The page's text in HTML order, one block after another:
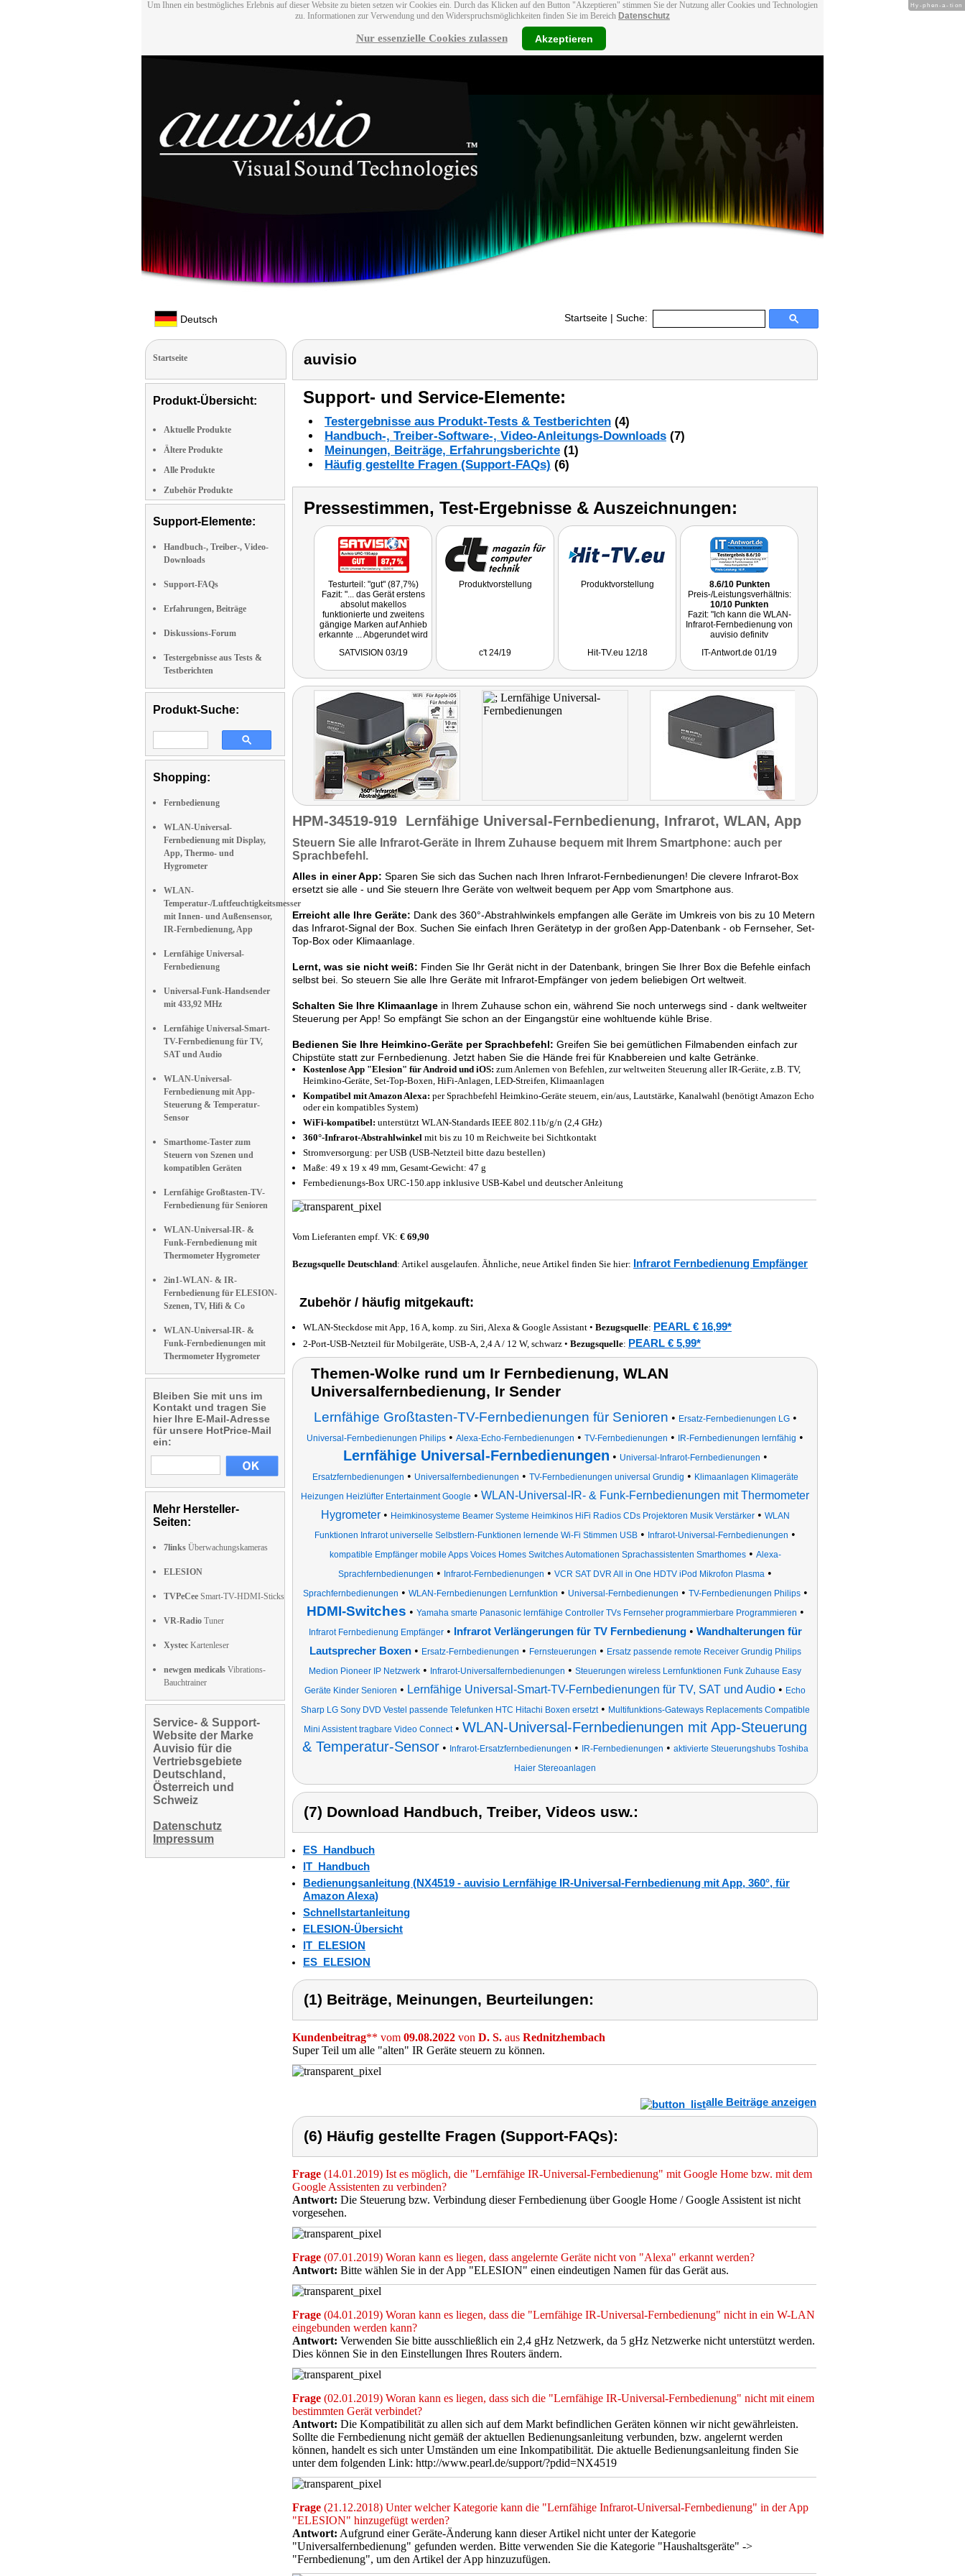
Um Ihnen ein bestmögliches Erlebnis auf dieser Website zu bieten setzen wir Cookies ein. Durch das Klicken auf den Button "Akzeptieren" stimmen Sie der Nutzung aller Cookies und Technologien
zu. Informationen zur Verwendung und den Widerspruchsmöglichkeiten finden Sie im Bereich Datenschutz
Nur essenzielle Cookies zulassen Akzeptieren
Deutsch Startseite | Suche:
Startseite
Produkt-Übersicht:
Aktuelle Produkte
Ältere Produkte
Alle Produkte
Zubehör Produkte
Support-Elemente:
Handbuch-, Treiber-, Video-
Downloads
Support-FAQs
Erfahrungen, Beiträge
Diskussions-Forum
Testergebnisse aus Tests &
Testberichten
Produkt-Suche:
Shopping:
Fernbedienung
WLAN-Universal-
Fernbedienung mit Display,
App, Thermo- und
Hygrometer
WLAN-
Temperatur-/Luftfeuchtigkeitsmesser
mit Innen- und Außensensor,
IR-Fernbedienung, App
Lernfähige Universal-
Fernbedienung
Universal-Funk-Handsender
mit 433,92 MHz
Lernfähige Universal-Smart-
TV-Fernbedienung für TV,
SAT und Audio
WLAN-Universal-
Fernbedienung mit App-
Steuerung & Temperatur-
Sensor
Smarthome-Taster zum
Steuern von Szenen und
kompatiblen Geräten
Lernfähige Großtasten-TV-
Fernbedienung für Senioren
WLAN-Universal-IR- &
Funk-Fernbedienung mit
Thermometer Hygrometer
2in1-WLAN- & IR-
Fernbedienung für ELESION-
Szenen, TV, Hifi & Co
WLAN-Universal-IR- &
Funk-Fernbedienungen mit
Thermometer Hygrometer
Bleiben Sie mit uns im
Kontakt und tragen Sie
hier Ihre E-Mail-Adresse
für unsere HotPrice-Mail
ein:
Mehr Hersteller-
Seiten:
7links Überwachungskameras
ELESION
TVPeCee Smart-TV-HDMI-Sticks
VR-Radio Tuner
Xystec Kartenleser
newgen medicals Vibrations-
Bauchtrainer
Service- & Support-
Website der Marke
Auvisio für die
Vertriebsgebiete
Deutschland,
Österreich und
Schweiz
Datenschutz
Impressum
auvisio
Support- und Service-Elemente:
Testergebnisse aus Produkt-Tests & Testberichten (4)
Handbuch-, Treiber-Software-, Video-Anleitungs-Downloads (7)
Meinungen, Beiträge, Erfahrungsberichte (1)
Häufig gestellte Fragen (Support-FAQs) (6)
Pressestimmen, Test-Ergebnisse & Auszeichnungen:
Testurteil: "gut" (87,7%)
Fazit: "... das Gerät erstens
absolut makellos
funktionierte und zweitens
gängige Marken auf Anhieb
erkannte ... Abgerundet wird
Gesamteindruck von der
Alexa und Google Assistant
... ein sehr gutes Preis-
Leistungs-Verhältnis."
SATVISION 03/19
Produktvorstellung
c't 24/19
Produktvorstellung
Hit-TV.eu 12/18
8.6/10 Punkten
Preis-/Leistungsverhältnis:
10/10 Punkten
Fazit: "Ich kann die WLAN-
Infrarot-Fernbedienung von
auvisio definitv
in der App einen hohen
Komfortmodus und auch die
sich der Funktionsumfang in
Zukunft noch erweitert -
extrem praktisch, um eine
Alexa-Kompatibilität
nachträglich nachrüsten zu
IT-Antwort.de 01/19
HPM-34519-919 Lernfähige Universal-Fernbedienung, Infrarot, WLAN, App
Steuern Sie alle Infrarot-Geräte in Ihrem Zuhause bequem mit
Ihrem Smartphone: auch per
Sprachbefehl .
Alles in einer App: Sparen Sie sich das Suchen nach Ihren Infrarot-Fernbedienungen! Die clevere Infrarot-Box
ersetzt sie alle - und Sie steuern Ihre Geräte von weltweit bequem per App vom Smartphone aus.
Erreicht alle Ihre Geräte: Dank des 360°-Abstrahlwinkels empfangen alle Geräte im Umkreis von bis zu 10 Metern
das Infrarot-Signal der Box. Suchen Sie einfach Ihren Gerätetyp in der großen App-Datenbank - ob Fernseher, Set-
Top-Box oder Klimaanlage.
Lernt, was sie nicht weiß: Finden Sie Ihr Gerät nicht in der Datenbank, bringen Sie Ihrer Box die Befehle einfach
selbst bei. So steuern Sie alle Ihre Geräte mit Infrarot-Empfänger von jedem beliebigen Ort weltweit.
Schalten Sie Ihre Klimaanlage in Ihrem Zuhause schon ein, während Sie noch unterwegs sind - dank weltweiter
Steuerung per App! So empfängt Sie schon an der Eingangstür eine wohltuende kühle Brise.
Bedienen Sie Ihre Heimkino-Geräte per Sprachbefehl: Greifen Sie bei gemütlichen Filmabenden einfach zur
Chipstüte statt zur Fernbedienung. Jetzt haben Sie die Hände frei für Knabbereien und kalte Getränke.
Kostenlose App "Elesion" für Android und iOS: zum Anlernen von Befehlen, zur weltweiten Steuerung aller IR-Geräte, z.B. TV,
Heimkino-Geräte, Set-Top-Boxen, HiFi-Anlagen, LED-Streifen, Klimaanlagen
Kompatibel mit Amazon Alexa: per Sprachbefehl Heimkino-Geräte steuern, ein/aus, Lautstärke, Kanalwahl (benötigt Amazon Echo
oder ein kompatibles System)
WiFi-kompatibel: unterstützt WLAN-Standards IEEE 802.11b/g/n (2,4 GHz)
360°-Infrarot-Abstrahlwinkel mit bis zu 10 m Reichweite bei Sichtkontakt
Stromversorgung: per USB (USB-Netzteil bitte dazu bestellen)
Maße: 49 x 19 x 49 mm, Gesamt-Gewicht: 47 g
Fernbedienungs-Box URC-150.app inklusive USB-Kabel und deutscher Anleitung
Vom Lieferanten empf. VK: € 69,90
Bezugsquelle Deutschland: Artikel ausgelaufen. Ähnliche, neue Artikel finden Sie hier: Infrarot Fernbedienung Empfänger
Zubehör / häufig mitgekauft:
WLAN-Steckdose mit App, 16 A, komp. zu Siri, Alexa & Google Assistant • Bezugsquelle: PEARL € 16,99*
2-Port-USB-Netzteil für Mobilgeräte, USB-A, 2,4 A / 12 W, schwarz • Bezugsquelle: PEARL € 5,99*
Themen-Wolke rund um Ir Fernbedienung, WLAN
Universalfernbedienung, Ir Sender
Lernfähige Großtasten-TV-Fernbedienungen für Senioren • Ersatz-Fernbedienungen LG•
Universal-Fernbedienungen Philips • Alexa-Echo-Fernbedienungen • TV-Fernbedienungen • IR-Fernbedienungen lernfähig •
Lernfähige Universal-Fernbedienungen • Universal-Infrarot-Fernbedienungen •
Ersatzfernbedienungen • Universalfernbedienungen • TV-Fernbedienungen universal Grundig • Klimaanlagen Klimageräte
Heizungen Heizlüfter Entertainment Google • WLAN-Universal-IR- & Funk-Fernbedienungen mit Thermometer
Hygrometer• Heimkinosysteme Beamer Systeme Heimkinos HiFi Radios CDs Projektoren Musik Verstärker• WLAN
Funktionen Infrarot universelle Selbstlern-Funktionen lernende Wi-Fi Stimmen USB • Infrarot-Universal-Fernbedienungen •
kompatible Empfänger mobile Apps Voices Homes Switches Automationen Sprachassistenten Smarthomes• Alexa-
Sprachfernbedienungen • Infrarot-Fernbedienungen • VCR SAT DVR All in One HDTV iPod Mikrofon Plasma •
Sprachfernbedienungen • WLAN-Fernbedienungen Lernfunktion • Universal-Fernbedienungen • TV-Fernbedienungen Philips•
HDMI-Switches • Yamaha smarte Panasonic lernfähige Controller TVs Fernseher programmierbare Programmieren •
Infrarot Fernbedienung Empfänger• Infrarot Verlängerungen für TV Fernbedienung• Wandhalterungen für
Lautsprecher Boxen• Ersatz-Fernbedienungen • Fernsteuerungen • Ersatz passende remote Receiver Grundig Philips
Medion Pioneer IP Netzwerk • Infrarot-Universalfernbedienungen • Steuerungen wireless Lernfunktionen Funk Zuhause Easy
Geräte Kinder Senioren • Lernfähige Universal-Smart-TV-Fernbedienungen für TV, SAT und Audio • Echo
Sharp LG Sony DVD Vestel passende Telefunken HTC Hitachi Boxen ersetzt• Multifunktions-Gateways Replacements Compatible
Mini Assistent tragbare Video Connect• WLAN-Universal-Fernbedienungen mit App-Steuerung
& Temperatur-Sensor• Infrarot-Ersatzfernbedienungen • IR-Fernbedienungen • aktivierte Steuerungshubs Toshiba
Haier Stereoanlagen
(7) Download Handbuch, Treiber, Videos usw.:
ES_Handbuch
IT_Handbuch
Bedienungsanleitung (NX4519 - auvisio Lernfähige IR-Universal-Fernbedienung mit App, 360°, für
Amazon Alexa)
Schnellstartanleitung
ELESION-Übersicht
IT_ELESION
ES_ELESION
(1) Beiträge, Meinungen, Beurteilungen:
Kundenbeitrag** vom 09.08.2022 von D. S. aus Rednitzhembach
Super Teil um alle "alten" IR Geräte steuern zu können.
alle Beiträge anzeigen
(6) Häufig gestellte Fragen (Support-FAQs):
Frage (14.01.2019) Ist es möglich, die "Lernfähige IR-Universal-Fernbedienung" mit Google Home bzw. mit dem
Google Assistenten zu verbinden?
Antwort: Die Steuerung bzw. Verbindung dieser Fernbedienung über Google Home / Google Assistent ist nicht
vorgesehen.
Frage (07.01.2019) Woran kann es liegen, dass angelernte Geräte nicht von "Alexa" erkannt werden?
Antwort: Bitte wählen Sie in der App "ELESION" einen eindeutigen Namen für das Gerät aus.
Frage (04.01.2019) Woran kann es liegen, dass die "Lernfähige IR-Universal-Fernbedienung" nicht in ein W-LAN
eingebunden werden kann?
Antwort: Verwenden Sie bitte ausschließlich ein 2,4 gHz Netzwerk, da 5 gHz Netzwerke nicht unterstützt werden.
Dies können Sie in den Einstellungen Ihres Routers ändern.
Frage (02.01.2019) Woran kann es liegen, dass sich die "Lernfähige IR-Universal-Fernbedienung" nicht mit einem
bestimmten Gerät verbindet?
Antwort: Die Kompatibilität zu allen sich auf dem Markt befindlichen Geräten können wir nicht gewährleisten.
Sollte die Fernbedienung nicht gemäß der aktuellen Bedienungsanleitung verbunden, bzw. angelernt werden
können, handelt es sich unter Umständen um eine Inkompatibilität. Die aktuelle Bedienungsanleitung finden Sie
unter dem folgenden Link: http://www.pearl.de/support/?pdid=NX4519
Frage (21.12.2018) Unter welcher Kategorie kann die "Lernfähige Infrarot-Universal-Fernbedienung" in der App
"ELESION" hinzugefügt werden?
Antwort: Aufgrund einer Geräte-Änderung kann dieser Artikel nicht unter der Kategorie
"Universalfernbedienung" gefunden werden. Bitte verwenden Sie die Kategorie "Haushaltsgeräte" ->
"Fernbedienung", um den Artikel der App hinzuzufügen.
Hy-phen-a-tion